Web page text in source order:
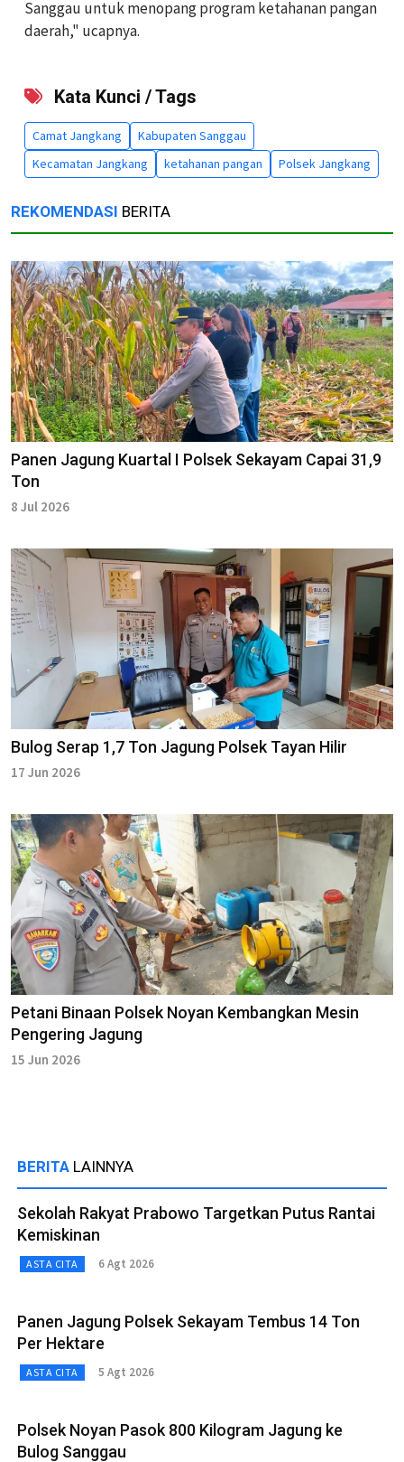
Sanggau untuk menopang program ketahanan pangan
daerah," ucapnya.
Kata Kunci / Tags
Camat Jangkang
Kabupaten Sanggau
Kecamatan Jangkang
ketahanan pangan Polsek Jangkang
REKOMENDASI BERITA
Panen Jagung Kuartal I Polsek Sekayam Capai 31,9
Ton
8 Jul 2026
Bulog Serap 1,7 Ton Jagung Polsek Tayan Hilir
17 Jun 2026
Petani Binaan Polsek Noyan Kembangkan Mesin
Pengering Jagung
15 Jun 2026
BERITA LAINNYA
Sekolah Rakyat Prabowo Targetkan Putus Rantai
Kemiskinan
ASTA CITA 6 Agt 2026
Panen Jagung Polsek Sekayam Tembus 14 Ton
Per Hektare
ASTA CITA 5 Agt 2026
Polsek Noyan Pasok 800 Kilogram Jagung ke
Bulog Sanggau